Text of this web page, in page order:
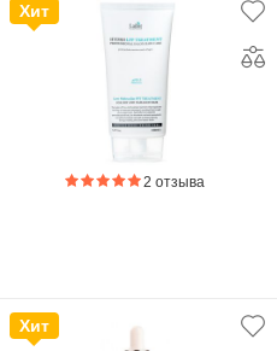
2 отзыва
Хит
Хит